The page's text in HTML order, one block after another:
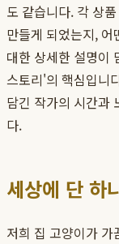
도 같습니다. 각 상
만들게 되었는지,
대한 상세한 설명이
스토리'의 핵심입니
담긴 작가의 시간과
다.
세상에 단 하
저희 집 고양이가